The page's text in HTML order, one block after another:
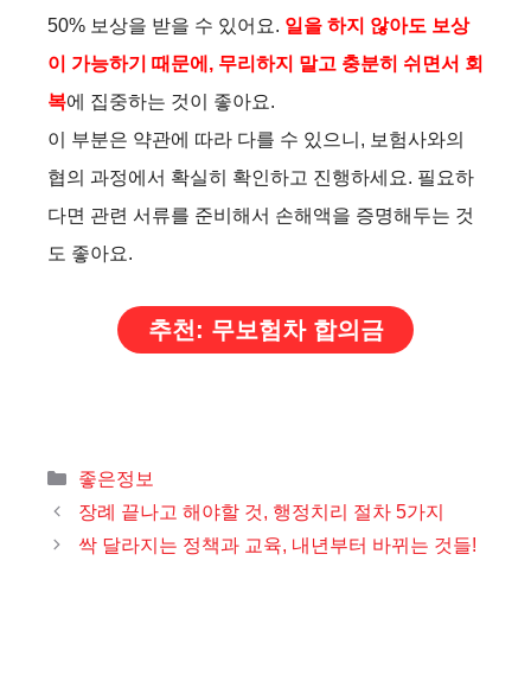
50% 보상을 받을 수 있어요. 일을 하지 않아도 보상
이 가능하기 때문에, 무리하지 말고 충분히 쉬면서 회
복에 집중하는 것이 좋아요.
이 부분은 약관에 따라 다를 수 있으니, 보험사와의
협의 과정에서 확실히 확인하고 진행하세요. 필요하
다면 관련 서류를 준비해서 손해액을 증명해두는 것
도 좋아요.
추천: 무보험차 합의금
카
테
리
좋은정보
장례 끝나고 해야할 것, 행정치리 절차 5가지
싹 달라지는 정책과 교육, 내년부터 바뀌는 것들!